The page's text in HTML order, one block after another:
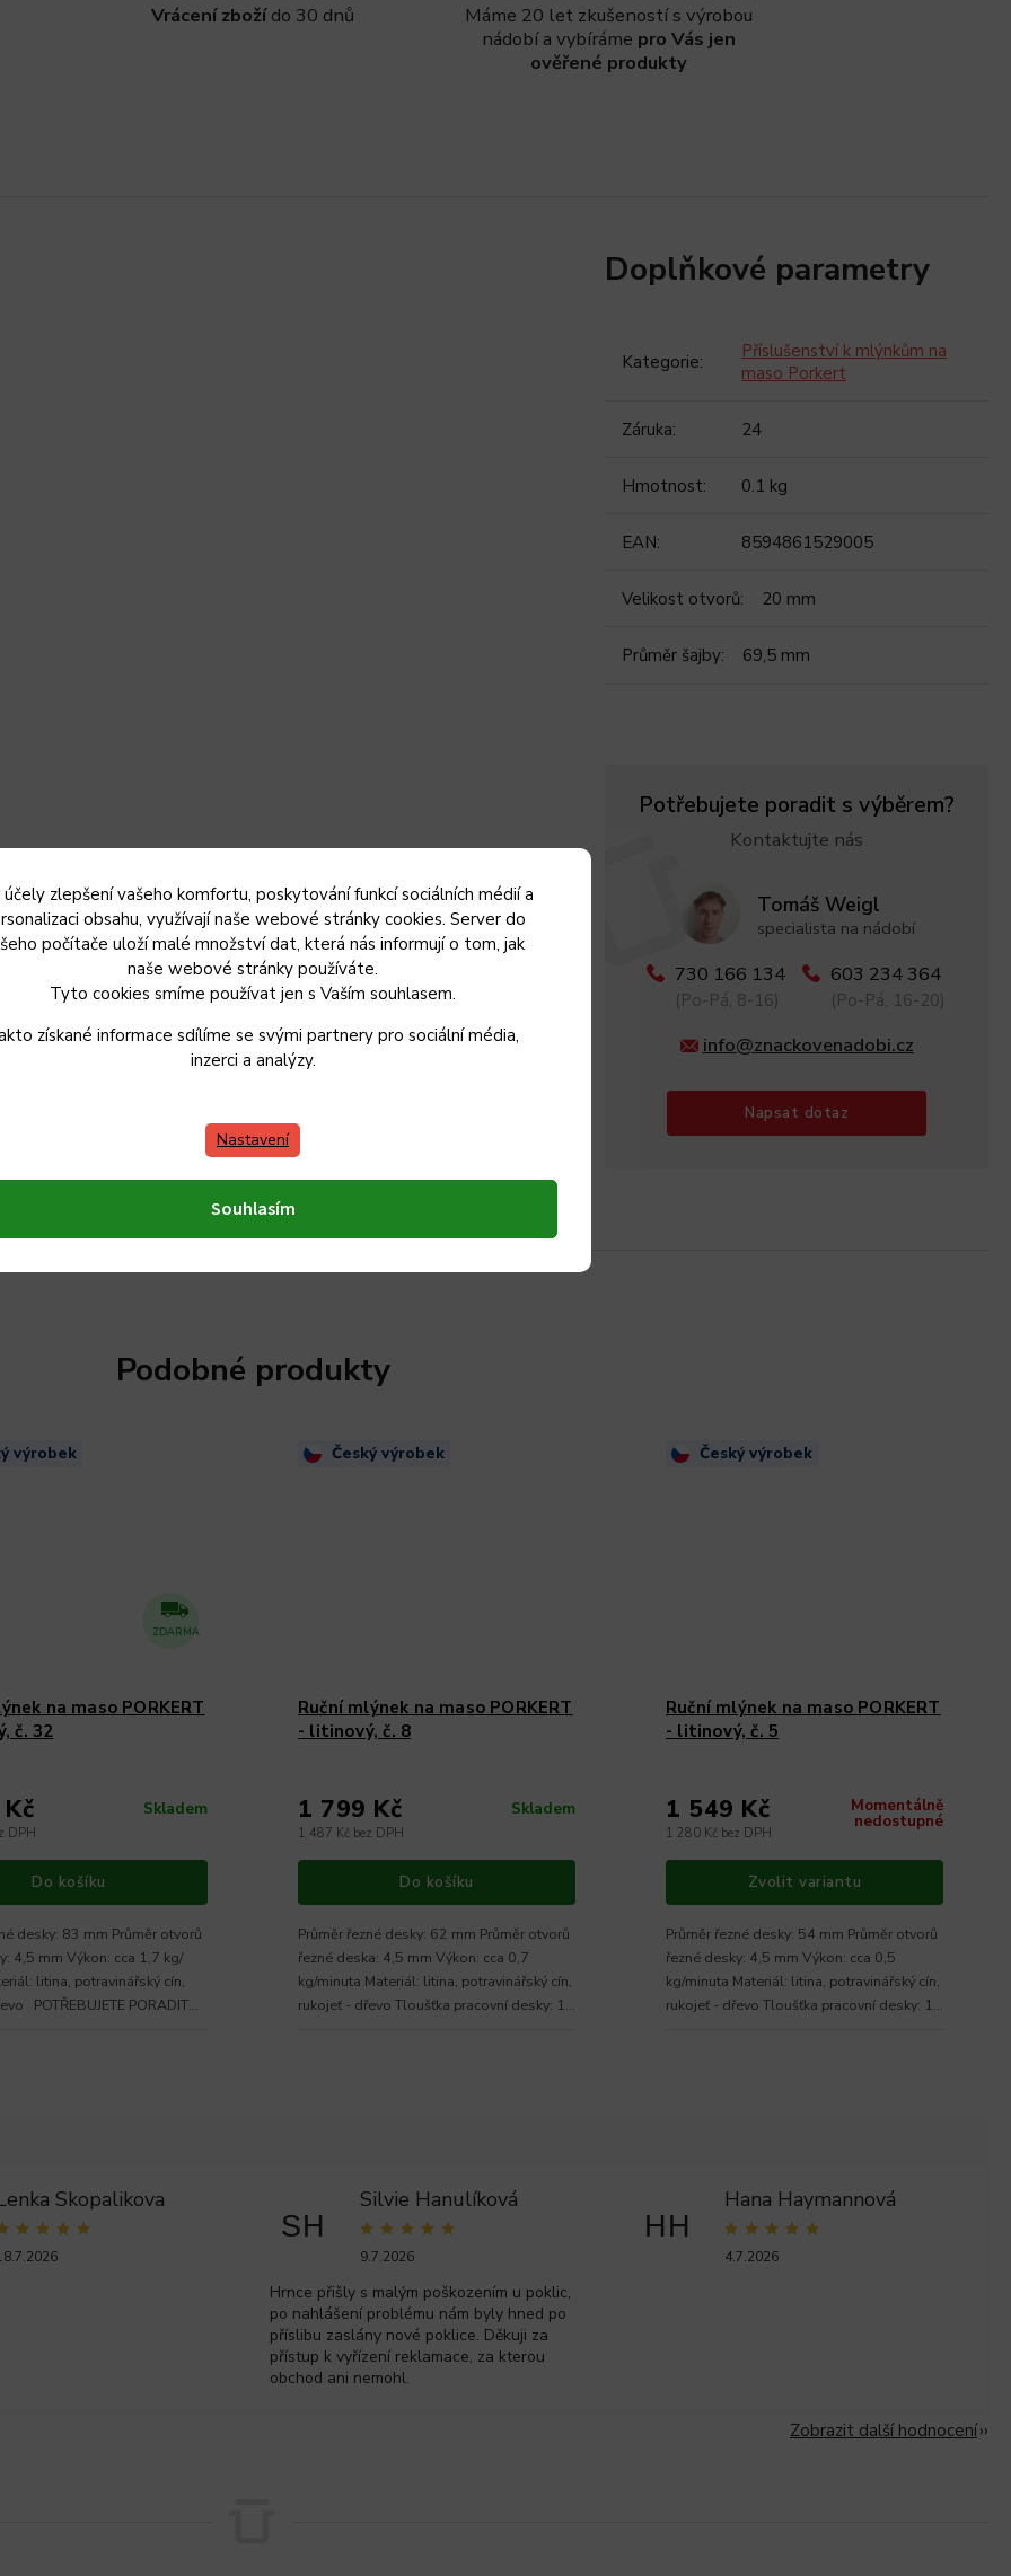
účely zlepšení vašeho komfortu, poskytování funkcí sociálních médií a
obsahu, využívají naše webové stránky cookies. Server do
počítače uloží malé množství dat, která nás informují o tom, jak
naše webové stránky používáte.
Tyto cookies smíme používat jen s Vaším souhlasem.
získané informace sdílíme se svými partnery pro sociální média,
inzerci a analýzy.
Nastavení
Souhlasím
Vrácení zbožído 30 dnů
Máme 20 let zkušeností s výrobou
nádobí a vybíráme pro Vás jen
ověřené produkty
Doplňkové parametry
Kategorie:
Příslušenství k mlýnkům na
maso Porkert
Záruka: 24
Hmotnost: 0.1 kg
EAN: 8594861529005
Velikost otvorů: 20 mm
Průměr šajby: 69,5 mm
Potřebujete poradit s výběrem?
Kontaktujte nás
Tomáš Weigl
specialista na nádobí
730 166 134
(Po-Pá, 8-16)
603 234 364
(Po-Pá, 16-20)
info@znackovenadobi.cz
Napsat dotaz
Podobné produkty
výrobek
ZDARMA
na maso PORKERT
č. 32
Skladem
DPH
Do košíku
desky: 83 mm Průměr otvorů
4,5 mm Výkon: cca 1,7 kg/
litina, potravinářský cín,
POTŘEBUJETE PORADIT
Český výrobek
Ruční mlýnek na maso PORKERT
- litinový, č. 8
Skladem
1 487 Kč bez DPH
1 799 Kč
Do košíku
Průměr řezné desky: 62 mm Průměr otvorů
řezné deska: 4,5 mm Výkon: cca 0,7
kg/minuta Materiál: litina, potravinářský cín,
rukojeť - dřevo Tloušťka pracovní desky: 15
Český výrobek
Ruční mlýnek na maso PORKERT
- litinový, č. 5
Momentálně
nedostupné
1 280 Kč bez DPH
1 549 Kč
Zvolit variantu
Průměr řezné desky: 54 mm Průměr otvorů
řezné desky: 4,5 mm Výkon: cca 0,5
kg/minuta Materiál: litina, potravinářský cín,
rukojeť - dřevo Tloušťka pracovní desky: 15
Skopalikova
SH
Silvie Hanulíková
9.7.2026
Hrnce přišly s malým poškozením u poklic,
po nahlášení problému nám byly hned po
příslibu zaslány nové poklice. Děkuji za
přístup k vyřízení reklamace, za kterou
obchod ani nemohl.
HH
Hana Haymannová
4.7.2026
Zobrazit další hodnocení